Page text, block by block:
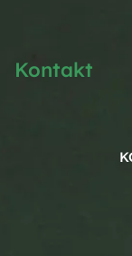
Kontakt